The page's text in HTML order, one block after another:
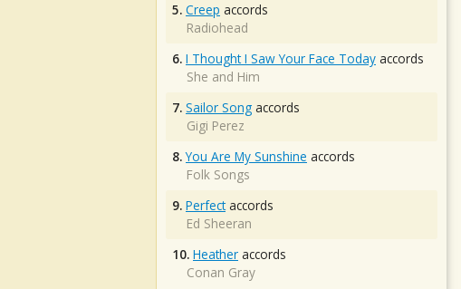
5. Creep accords
Radiohead
6. I Thought I Saw Your Face Today accords
She and Him
7. Sailor Song accords
Gigi Perez
8. You Are My Sunshine accords
Folk Songs
9. Perfectaccords
Ed Sheeran
10. Heather accords
Conan Gray